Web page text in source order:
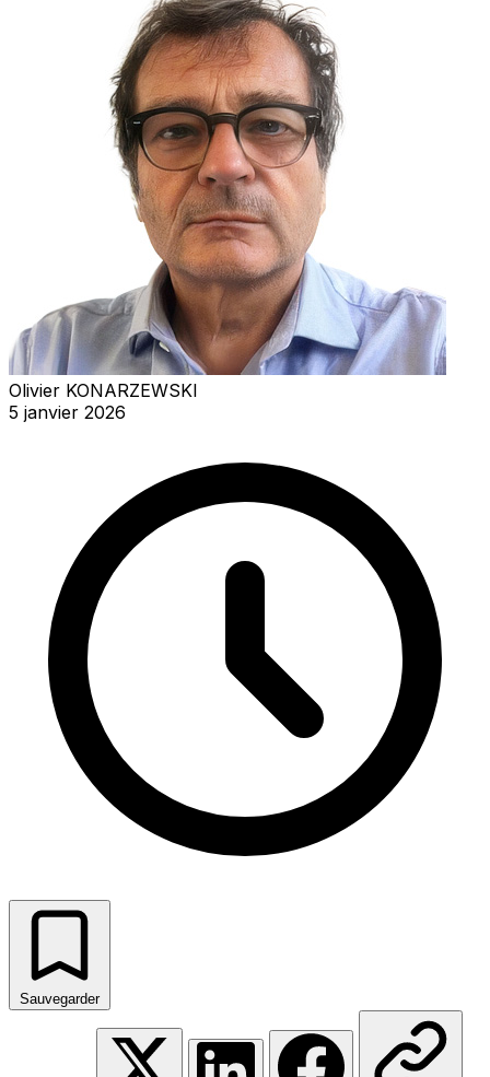
Olivier KONARZEWSKI
5 janvier 2026
Sauvegarder